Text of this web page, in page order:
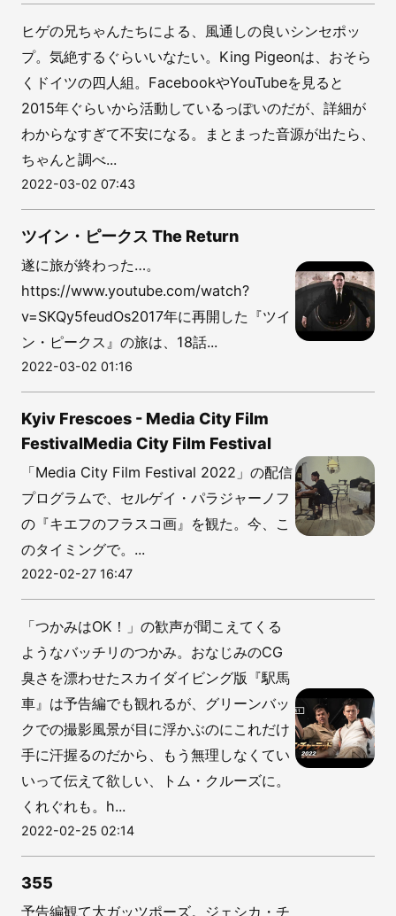
ヒゲの兄ちゃんたちによる、風通しの良いシンセポッ
プ。気絶するぐらいいなたい。King Pigeonは、おそら
くドイツの四人組。FacebookやYouTubeを見ると
2015年ぐらいから活動しているっぽいのだが、詳細が
わからなすぎて不安になる。まとまった音源が出たら、
ちゃんと調べ...
2022-03-02 07:43
ツイン・ピークス The Return
遂に旅が終わった…。
https://www.youtube.com/watch?
v=SKQy5feudOs2017年に再開した『ツイ
ン・ピークス』の旅は、18話...
2022-03-02 01:16
Kyiv Frescoes - Media City Film
FestivalMedia City Film Festival
「Media City Film Festival 2022」の配信
プログラムで、セルゲイ・パラジャーノフ
の『キエフのフラスコ画』を観た。今、こ
のタイミングで。...
2022-02-27 16:47
「つかみはOK！」の歓声が聞こえてくる
ようなバッチリのつかみ。おなじみのCG
臭さを漂わせたスカイダイビング版『駅馬
車』は予告編でも観れるが、グリーンバッ
クでの撮影風景が目に浮かぶのにこれだけ
手に汗握るのだから、もう無理しなくてい
いって伝えて欲しい、トム・クルーズに。
くれぐれも。h...
2022-02-25 02:14
355
予告編観て大ガッツポーズ。ジェシカ・チ